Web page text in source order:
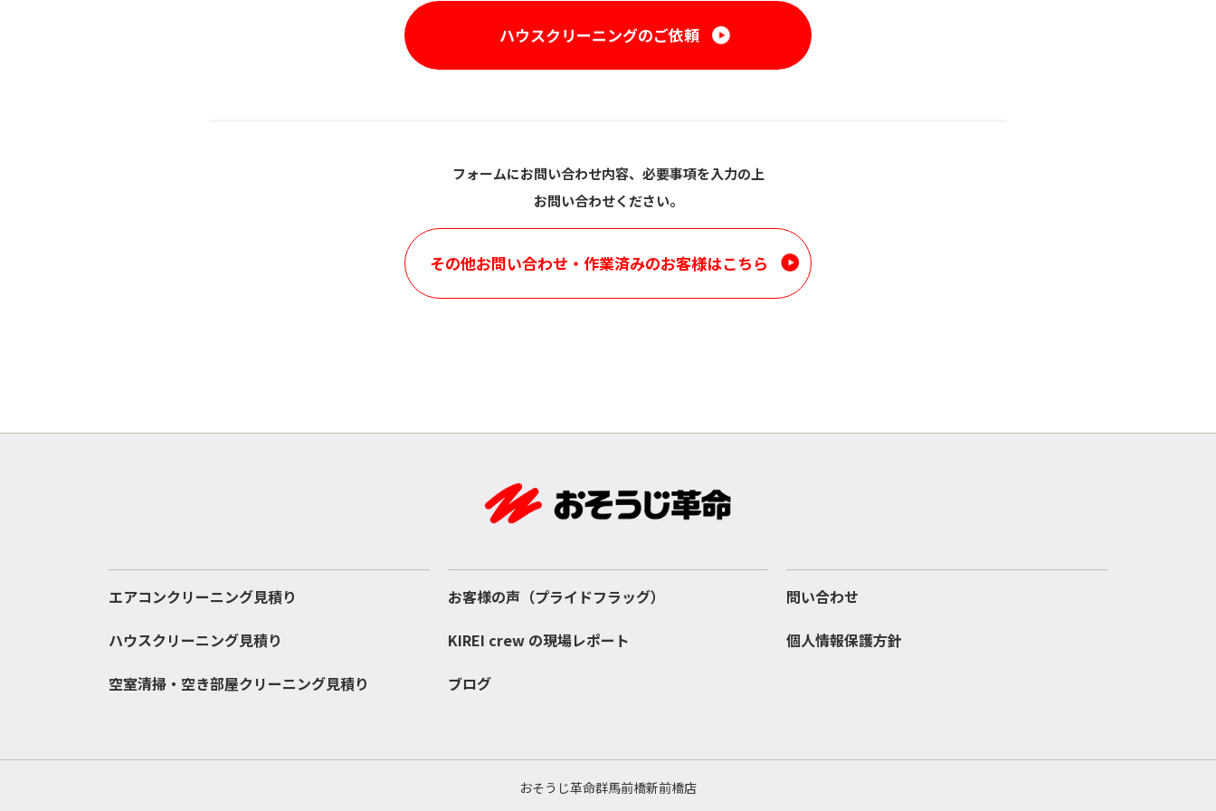
ハウスクリーニングのご依頼
フォームにお問い合わせ内容、必要事項を入力の上
お問い合わせください。
その他お問い合わせ・ 作業済みのお客様はこちら
エアコンクリーニング見積り
ハウスクリーニング見積り
空室清掃・空き部屋クリーニング見積り
お客様の声（プライドフラッグ）
KIREI crew の現場レポート
ブログ
問い合わせ
個人情報保護方針
おそうじ革命群馬前橋新前橋店